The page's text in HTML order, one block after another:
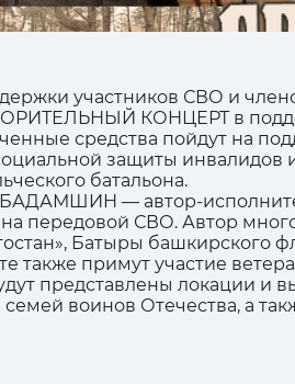
участников СВО и
КОНЦЕРТ в
средства пойдут на
защиты инвалидов
батальона.
— автор-
передовой СВО. Автор
Батыры башкирского
также примут участие
представлены локации и
семей воинов Отечества, а